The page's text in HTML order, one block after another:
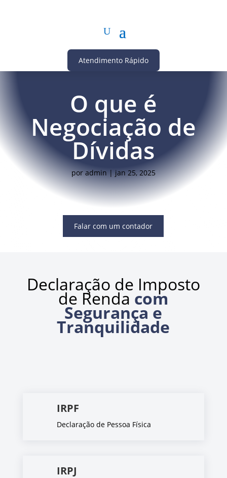
Atendimento Rápido
O que é
Negociação de
Dívidas
poradmin|jan 25, 2025
Falar com um contador
Declaração de Imposto
de Renda com
Segurança e
Tranquilidade
IRPF
Declaração de Pessoa Física
IRPJ